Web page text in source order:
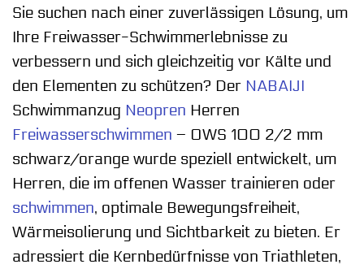
Sie suchen nach einer zuverlässigen Lösung, um
Ihre Freiwasser-Schwimmerlebnisse zu
verbessern und sich gleichzeitig vor Kälte und
den Elementen zu schützen? Der NABAIJI
Schwimmanzug Neopren Herren
Freiwasserschwimmen – OWS 100 2/2 mm
schwarz/orange wurde speziell entwickelt, um
Herren, die im offenen Wasser trainieren oder
schwimmen, optimale Bewegungsfreiheit,
Wärmeisolierung und Sichtbarkeit zu bieten. Er
adressiert die Kernbedürfnisse von Triathleten,